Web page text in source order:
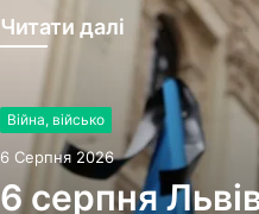
Читати далі
Війна, військо
6 Серпня 2026
6 серпня